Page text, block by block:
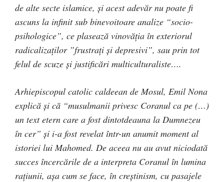
de alte secte islamice, şi acest adevăr nu poate fi
ascuns la infinit sub binevoitoare analize “socio-
psihologice”, ce plasează vinovăția în exteriorul
radicalizaților ”frustrați și depresivi”, sau prin tot
felul de scuze și justificări multiculturaliste….
Arhiepiscopul catolic caldeean de Mosul, Emil Nona
explică şi că “musulmanii privesc Coranul ca pe (…)
un text etern care a fost dintotdeauna la Dumnezeu
în cer” şi i-a fost revelat într-un anumit moment al
istoriei lui Mahomed. De aceea nu au avut niciodată
succes încercările de a interpreta Coranul în lumina
raţiunii, aşa cum se face, în creştinism, cu pasajele